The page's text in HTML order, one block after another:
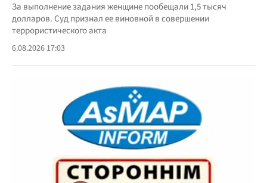
За выполнение задания женщине пообещали 1,5 тысяч
долларов. Суд признал ее виновной в совершении
террористического акта
6.08.2026 17:03